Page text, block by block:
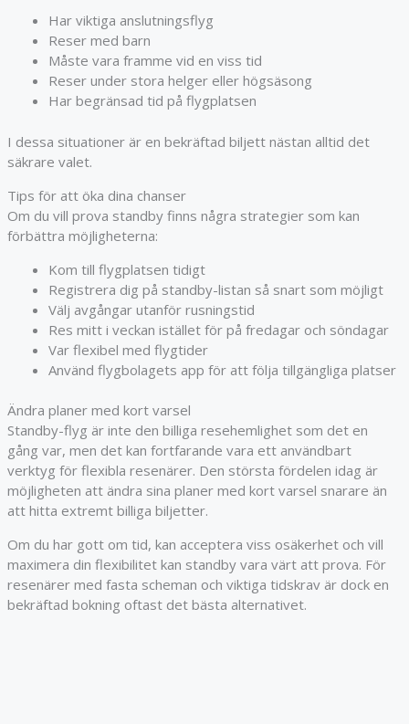
Har viktiga anslutningsflyg
Reser med barn
Måste vara framme vid en viss tid
Reser under stora helger eller högsäsong
Har begränsad tid på flygplatsen
I dessa situationer är en bekräftad biljett nästan alltid det
säkrare valet.
Tips för att öka dina chanser
Om du vill prova standby finns några strategier som kan
förbättra möjligheterna:
Kom till flygplatsen tidigt
Registrera dig på standby-listan så snart som möjligt
Välj avgångar utanför rusningstid
Res mitt i veckan istället för på fredagar och söndagar
Var flexibel med flygtider
Använd flygbolagets app för att följa tillgängliga platser
Ändra planer med kort varsel
Standby-flyg är inte den billiga resehemlighet som det en
gång var, men det kan fortfarande vara ett användbart
verktyg för flexibla resenärer. Den största fördelen idag är
möjligheten att ändra sina planer med kort varsel snarare än
att hitta extremt billiga biljetter.
Om du har gott om tid, kan acceptera viss osäkerhet och vill
maximera din flexibilitet kan standby vara värt att prova. För
resenärer med fasta scheman och viktiga tidskrav är dock en
bekräftad bokning oftast det bästa alternativet.